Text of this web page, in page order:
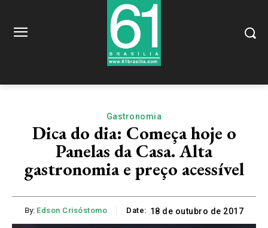
Gastronomia
Dica do dia: Começa hoje o
Panelas da Casa. Alta
gastronomia e preço acessível
By: Edson Crisóstomo Date: 18 de outubro de 2017